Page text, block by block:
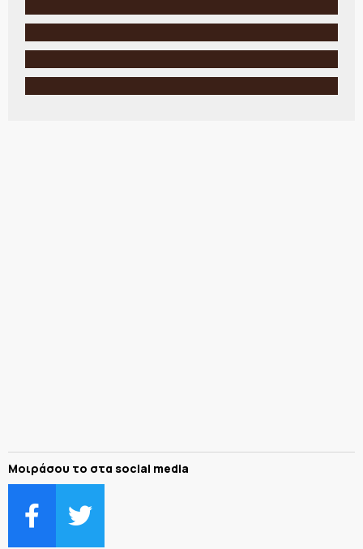
Μοιράσου το στα social media